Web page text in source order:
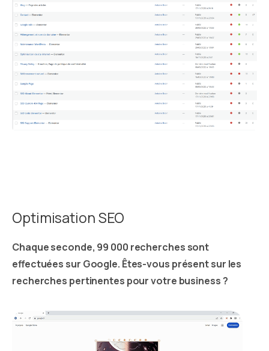
Optimisation SEO
Chaque seconde, 99 000 recherches sont
effectuées sur Google. Êtes-vous présent sur les
recherches pertinentes pour votre business ?